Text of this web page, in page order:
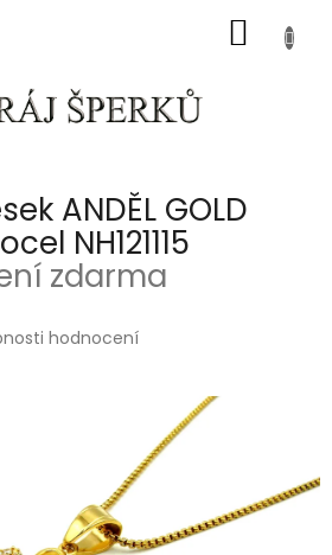
KOŠÍK
ANDĚL GOLD
NH121115
zdarma
hodnocení